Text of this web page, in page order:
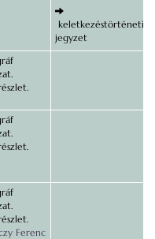
keletkezéstörténeti
jegyzet
Ferenc